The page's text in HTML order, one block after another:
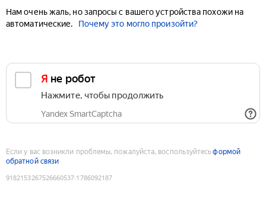
Нам очень жаль, но запросы с вашего устройства похожи на
автоматические.
Почему это могло произойти?
Я не робот
Нажмите, чтобы продолжить
Yandex SmartCaptcha
Если у вас возникли проблемы, пожалуйста, воспользуйтесьформой
обратной связи
9182153267526660537:1786092187